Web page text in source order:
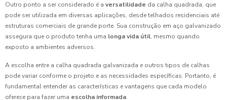
Outro ponto a ser considerado é a versatilidade da calha quadrada, que
pode ser utilizada em diversas aplicações, desde telhados residenciais até
estruturas comerciais de grande porte. Sua construção em aço galvanizado
assegura que o produto tenha uma longa vida útil, mesmo quando
exposto a ambientes adversos.
A escolha entre a calha quadrada galvanizada e outros tipos de calhas
pode variar conforme o projeto e as necessidades específicas. Portanto, é
fundamental entender as características e vantagens que cada modelo
oferece para fazer uma escolha informada.